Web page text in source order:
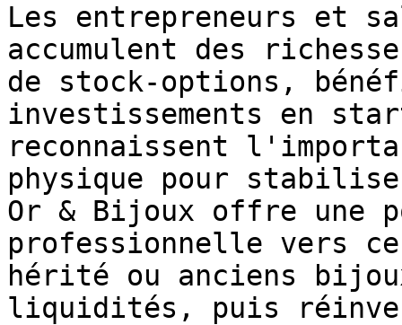
Les entrepreneurs et
accumulent des
de stock-options,
investissements en
reconnaissent
physique pour
Or & Bijoux offre une
professionnelle vers
hérité ou anciens
liquidités, puis